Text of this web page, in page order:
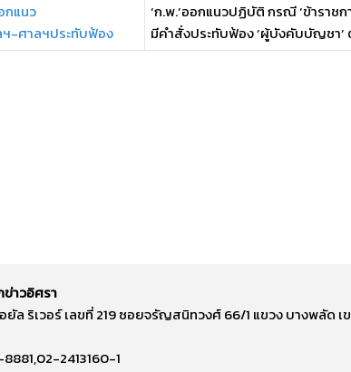
กแนว
ฯ-ศาลฯประทับฟ้อง
‘ก.พ.’ออกแนวปฏิบัติ กรณี ‘ข้าราช
มีคำสั่งประทับฟ้อง ‘ผู้บังคับบัญชา’
าวอิศรา
อยัล ริเวอร์ เลขที่ 219 ซอยจรัญสนิทวงศ์ 66/1 แขวง บางพลัด
2413160-1